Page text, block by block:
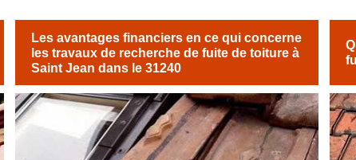
Les avantages financiers en ce qui concerne
les travaux de recherche de fuite de toiture à
Saint Jean dans le 31240